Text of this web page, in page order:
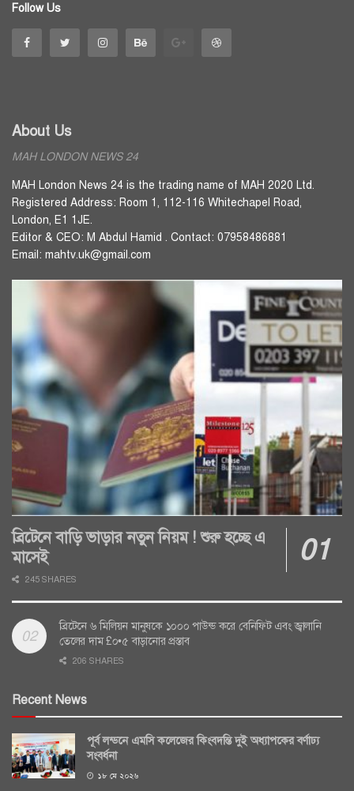
Follow Us
About Us
MAH LONDON NEWS 24
MAH London News 24 is the trading name of MAH 2020 Ltd.
Registered Address: Room 1, 112-116 Whitechapel Road,
London, E1 1JE.
Editor & CEO: M Abdul Hamid . Contact: 07958486881
Email: mahtv.uk@gmail.com
ব্রিটেনে বাড়ি ভাড়ার নতুন নিয়ম ! শুরু হচ্ছে এ
মাসেই
245 SHARES
ব্রিটেনে ৬ মিলিয়ন মানুষকে ১০০০ পাউন্ড করে বেনিফিট এবং জ্বালানি
তেলের দাম £০•৫ বাড়ানোর প্রস্তাব
206 SHARES
Recent News
পূর্ব লন্ডনে এমসি কলেজের কিংবদন্তি দুই অধ্যাপকের বর্ণাঢ্য
সংবর্ধনা
১৮ মে ২০২৬